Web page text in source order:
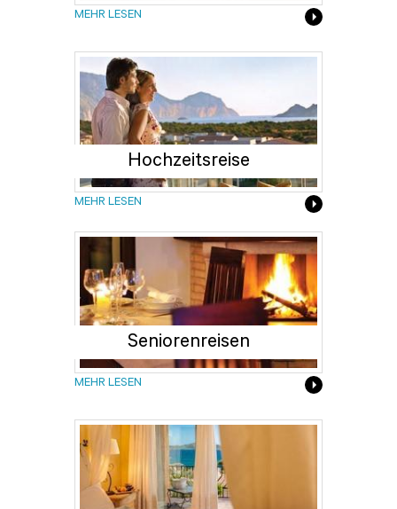
MEHR LESEN
Hochzeitsreise
MEHR LESEN
Seniorenreisen
MEHR LESEN